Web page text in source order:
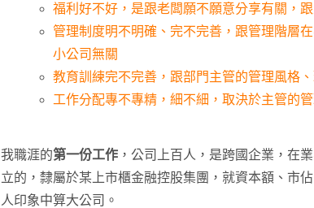
福利好不好，是跟老闆願不願意分享有關，
管理制度明不明確、完不完善，跟管理階層
小公司無關
教育訓練完不完善，跟部門主管的管理風格
工作分配專不專精，細不細，取決於主管的
我職涯的第一份工作 ，公司上百人，是跨國企業，在
立的，隸屬於某上市櫃金融控股集團，就資本額、市
人印象中算大公司。